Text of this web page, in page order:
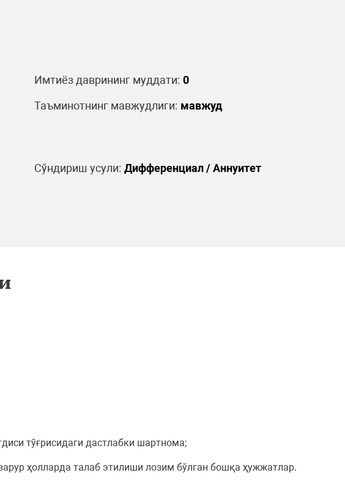
Имтиёз даврининг муддати: 0
Таъминотнинг мавжудлиги: мавжуд
Сўндириш усули: Дифференциал / Аннуитет
тўғрисидаги дастлабки шартнома;
ҳолларда талаб этилиши лозим бўлган бошқа ҳужжатлар.